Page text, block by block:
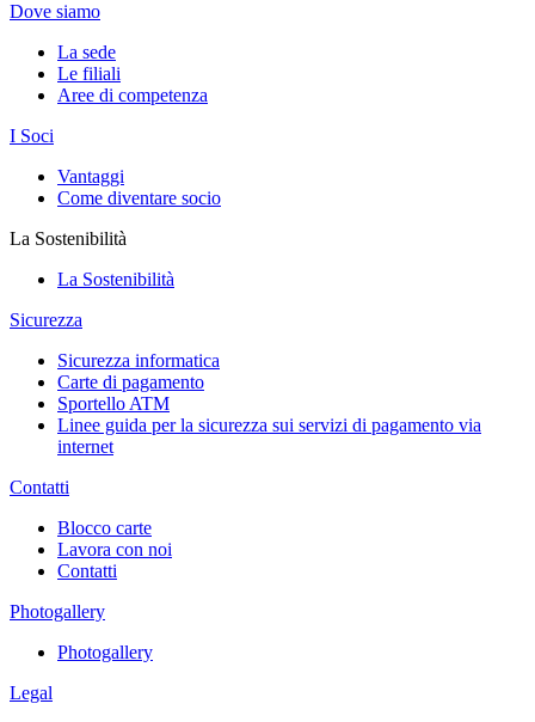
Dove siamo
La sede
Le filiali
Aree di competenza
I Soci
Vantaggi
Come diventare socio
La Sostenibilità
La Sostenibilità
Sicurezza
Sicurezza informatica
Carte di pagamento
Sportello ATM
Linee guida per la sicurezza sui servizi di pagamento via
internet
Contatti
Blocco carte
Lavora con noi
Contatti
Photogallery
Photogallery
Legal